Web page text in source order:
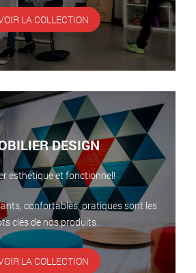
LA COLLECTION
DESIGN
esthétique et fonctionnel!
confortables, pratiques sont les
clés de nos produits.
LA COLLECTION